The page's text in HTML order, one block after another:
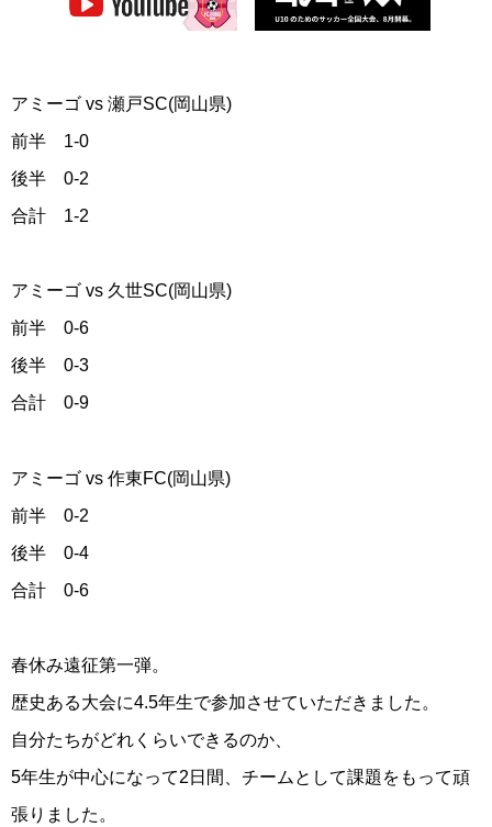
アミーゴ vs 瀬戸SC(岡山県)
前半 1-0
後半 0-2
合計 1-2
アミーゴ vs 久世SC(岡山県)
前半 0-6
後半 0-3
合計 0-9
アミーゴ vs 作東FC(岡山県)
前半 0-2
後半 0-4
合計 0-6
春休み遠征第一弾。
歴史ある大会に4.5年生で参加させていただきました。
自分たちがどれくらいできるのか、
5年生が中心になって2日間、チームとして課題をもって頑
張りました。